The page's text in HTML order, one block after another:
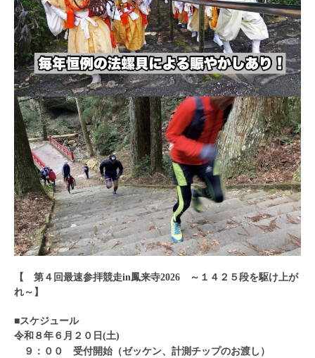
【 第４回最速参拝競走in鳳来寺2026 ～１４２５段を駆け上が
れ～】
■スケジュール
令和８年６月２０日(土)
９：００ 受付開始（ゼッケン、計測チップのお渡し）